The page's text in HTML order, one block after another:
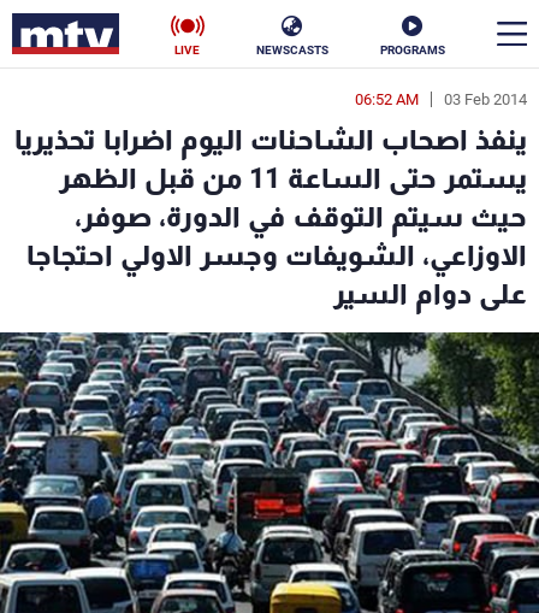
PROGRAMS
NEWSCASTS
LIVE
03 Feb 2014
06:52 AM
ينفذ اصحاب الشاحنات اليوم اضرابا تحذيريا
يستمر حتى الساعة 11 من قبل الظهر
حيث سيتم التوقف في الدورة، صوفر،
الاوزاعي، الشويفات وجسر الاولي احتجاجا
على دوام السير
en
الأخبار
سياسة ناس
إقتصاد فن
منوعات رياضة
كأس العالم
البرامج
جدول البرامج
شاهد البرامج
الترددات